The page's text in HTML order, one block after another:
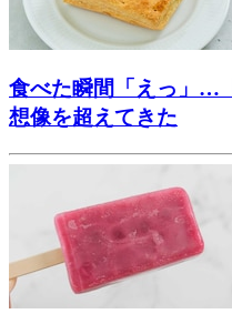
食べた瞬間「えっ」…
想像を超えてきた